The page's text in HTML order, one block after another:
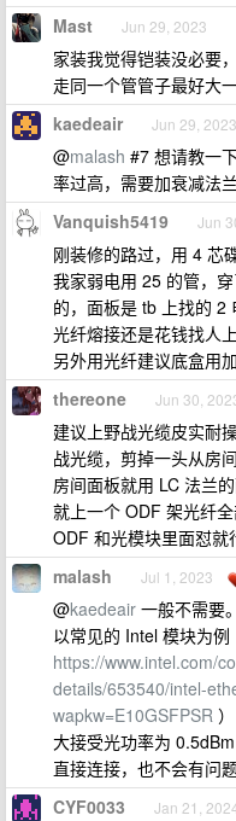
Mast Jun 29, 2023
家装我觉得铠装没必要
走同一个管管子最好大
kaedeair Jun 29, 2023
@malash #7 想请教一
率过高，需要加衰减法兰
Vanquish5419 Jun
刚装修的路过，用 4 芯
我家弱电用 25 的管，
的，面板是 tb 上找的 2
光纤熔接还是花钱找人
另外用光纤建议底盒用
thereone Jun 30,
建议上野战光缆皮实耐
战光缆，剪掉一头从房
房间面板就用 LC 法兰
就上一个 ODF 架光纤
ODF 和光模块里面怼就
malash Jul 1, 2023
@kaedeair 一般不需要。
以常见的 Intel 模块为例
https://www.intel.com/
details/653540/intel-
wapkw=E10GSFPSR
大接受光功率为
直接连接，也不会有问题
CYF0033 Jan 21,